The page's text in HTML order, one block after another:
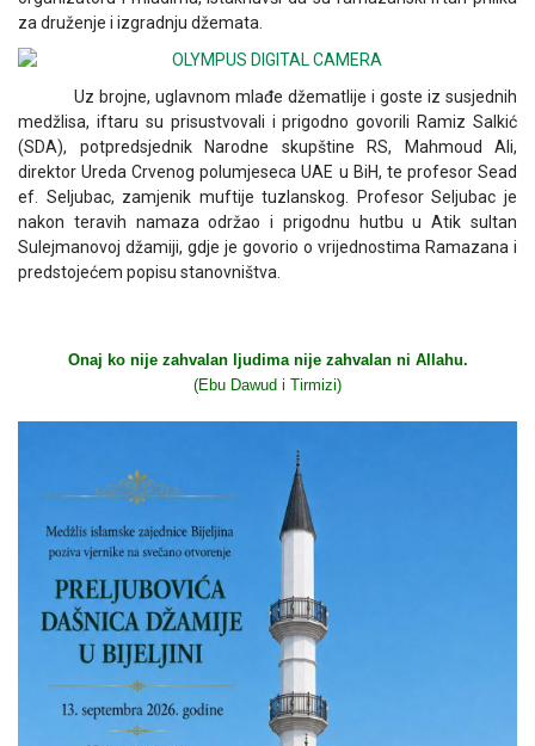
za druženje i izgradnju džemata.
Uz brojne, uglavnom mlađe džematlije i goste iz susjednih
medžlisa, iftaru su prisustvovali i prigodno govorili Ramiz Salkić
(SDA), potpredsjednik Narodne skupštine RS, Mahmoud Ali,
direktor Ureda Crvenog polumjeseca UAE u BiH, te profesor Sead
ef. Seljubac, zamjenik muftije tuzlanskog. Profesor Seljubac je
nakon teravih namaza održao i prigodnu hutbu u Atik sultan
Sulejmanovoj džamiji, gdje je govorio o vrijednostima Ramazana i
predstojećem popisu stanovništva.
Onaj ko nije zahvalan ljudima nije zahvalan ni Allahu.
(Ebu Dawud i Tirmizi)